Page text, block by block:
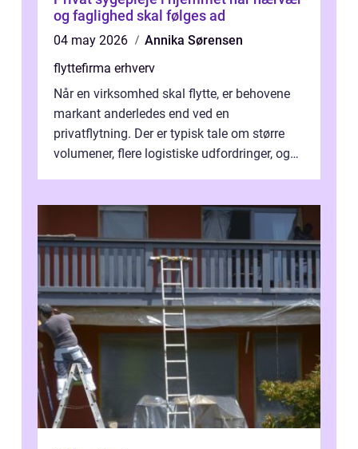
og faglighed skal følges ad
04 may 2026
Annika Sørensen
flyttefirma erhverv
Når en virksomhed skal flytte, er behovene
markant anderledes end ved en
privatflytning. Der er typisk tale om større
volumener, flere logistiske udfordringer, og